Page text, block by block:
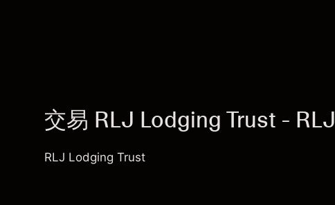
交易 RLJ Lodging Trust - RLJ
RLJ Lodging Trust